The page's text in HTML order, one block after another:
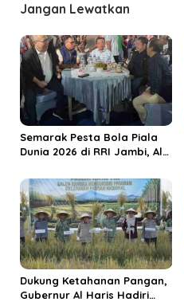
s
i
p
o
s
Jangan Lewatkan
Semarak Pesta Bola Piala
Dunia 2026 di RRI Jambi, Al
Ekonomi Rakyat
Dukung Ketahanan Pangan,
Gubernur Al Haris Hadiri